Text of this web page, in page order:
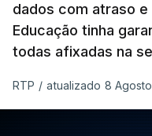
dados com atraso
Educação tinha
todas afixadas na
RTP / atualizado 8 Agosto